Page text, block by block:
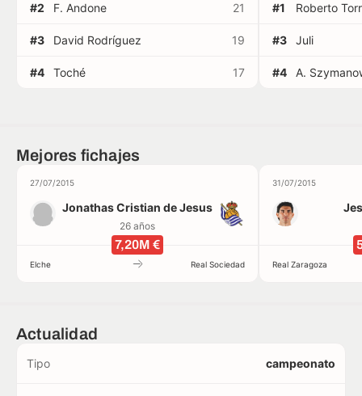
#2 F. Andone 21
#3 David Rodríguez 19
#4 Toché 17
#1 Roberto
#3 Juli
#4 A.
Mejores fichajes
27/07/2015
Jonathas Cristian de Jesus
26 años
7,20M €
Elche Real Sociedad
31/07/2015
Real Zaragoza
Actualidad
Tipo campeonato